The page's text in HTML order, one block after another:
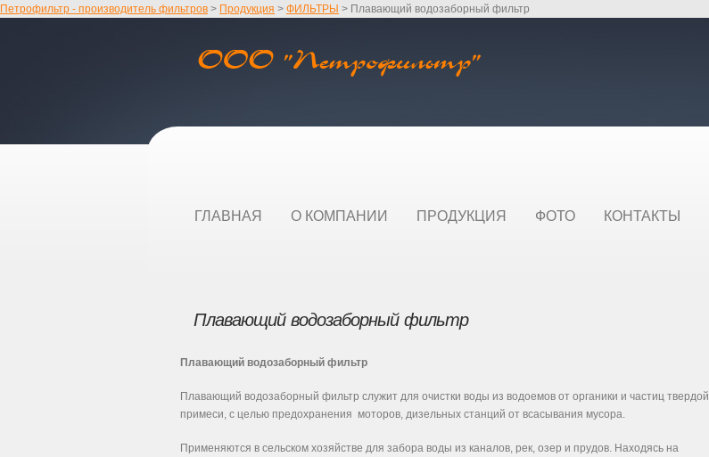
Петрофильтр - производитель фильтров > Продукция > ФИЛЬТРЫ > Плавающий водозаборный фильтр
ГЛАВНАЯ О КОМПАНИИ ПРОДУКЦИЯ ФОТО КОНТАКТЫ
Плавающий водозаборный фильтр
Плавающий водозаборный фильтр
Плавающий водозаборный фильтр служит для очистки воды из водоемов от органики и частиц твердой
примеси, с целью предохранения моторов, дизельных станций от всасывания мусора.
Применяются в сельском хозяйстве для забора воды из каналов, рек, озер и прудов. Находясь на